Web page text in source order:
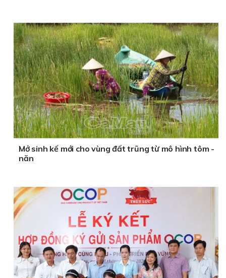
Mở sinh kế mới cho vùng đất trũng từ mô hình tôm -
năn